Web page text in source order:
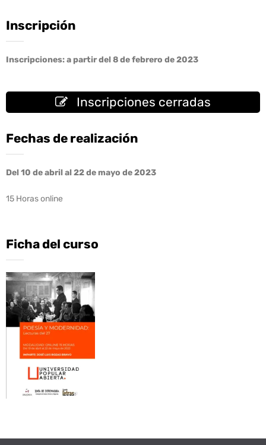
Inscripción
Inscripciones: a partir del 8 de febrero de 2023
Inscripciones cerradas
Fechas de realización
Del 10 de abril al 22 de mayo de 2023
15 Horas online
Ficha del curso